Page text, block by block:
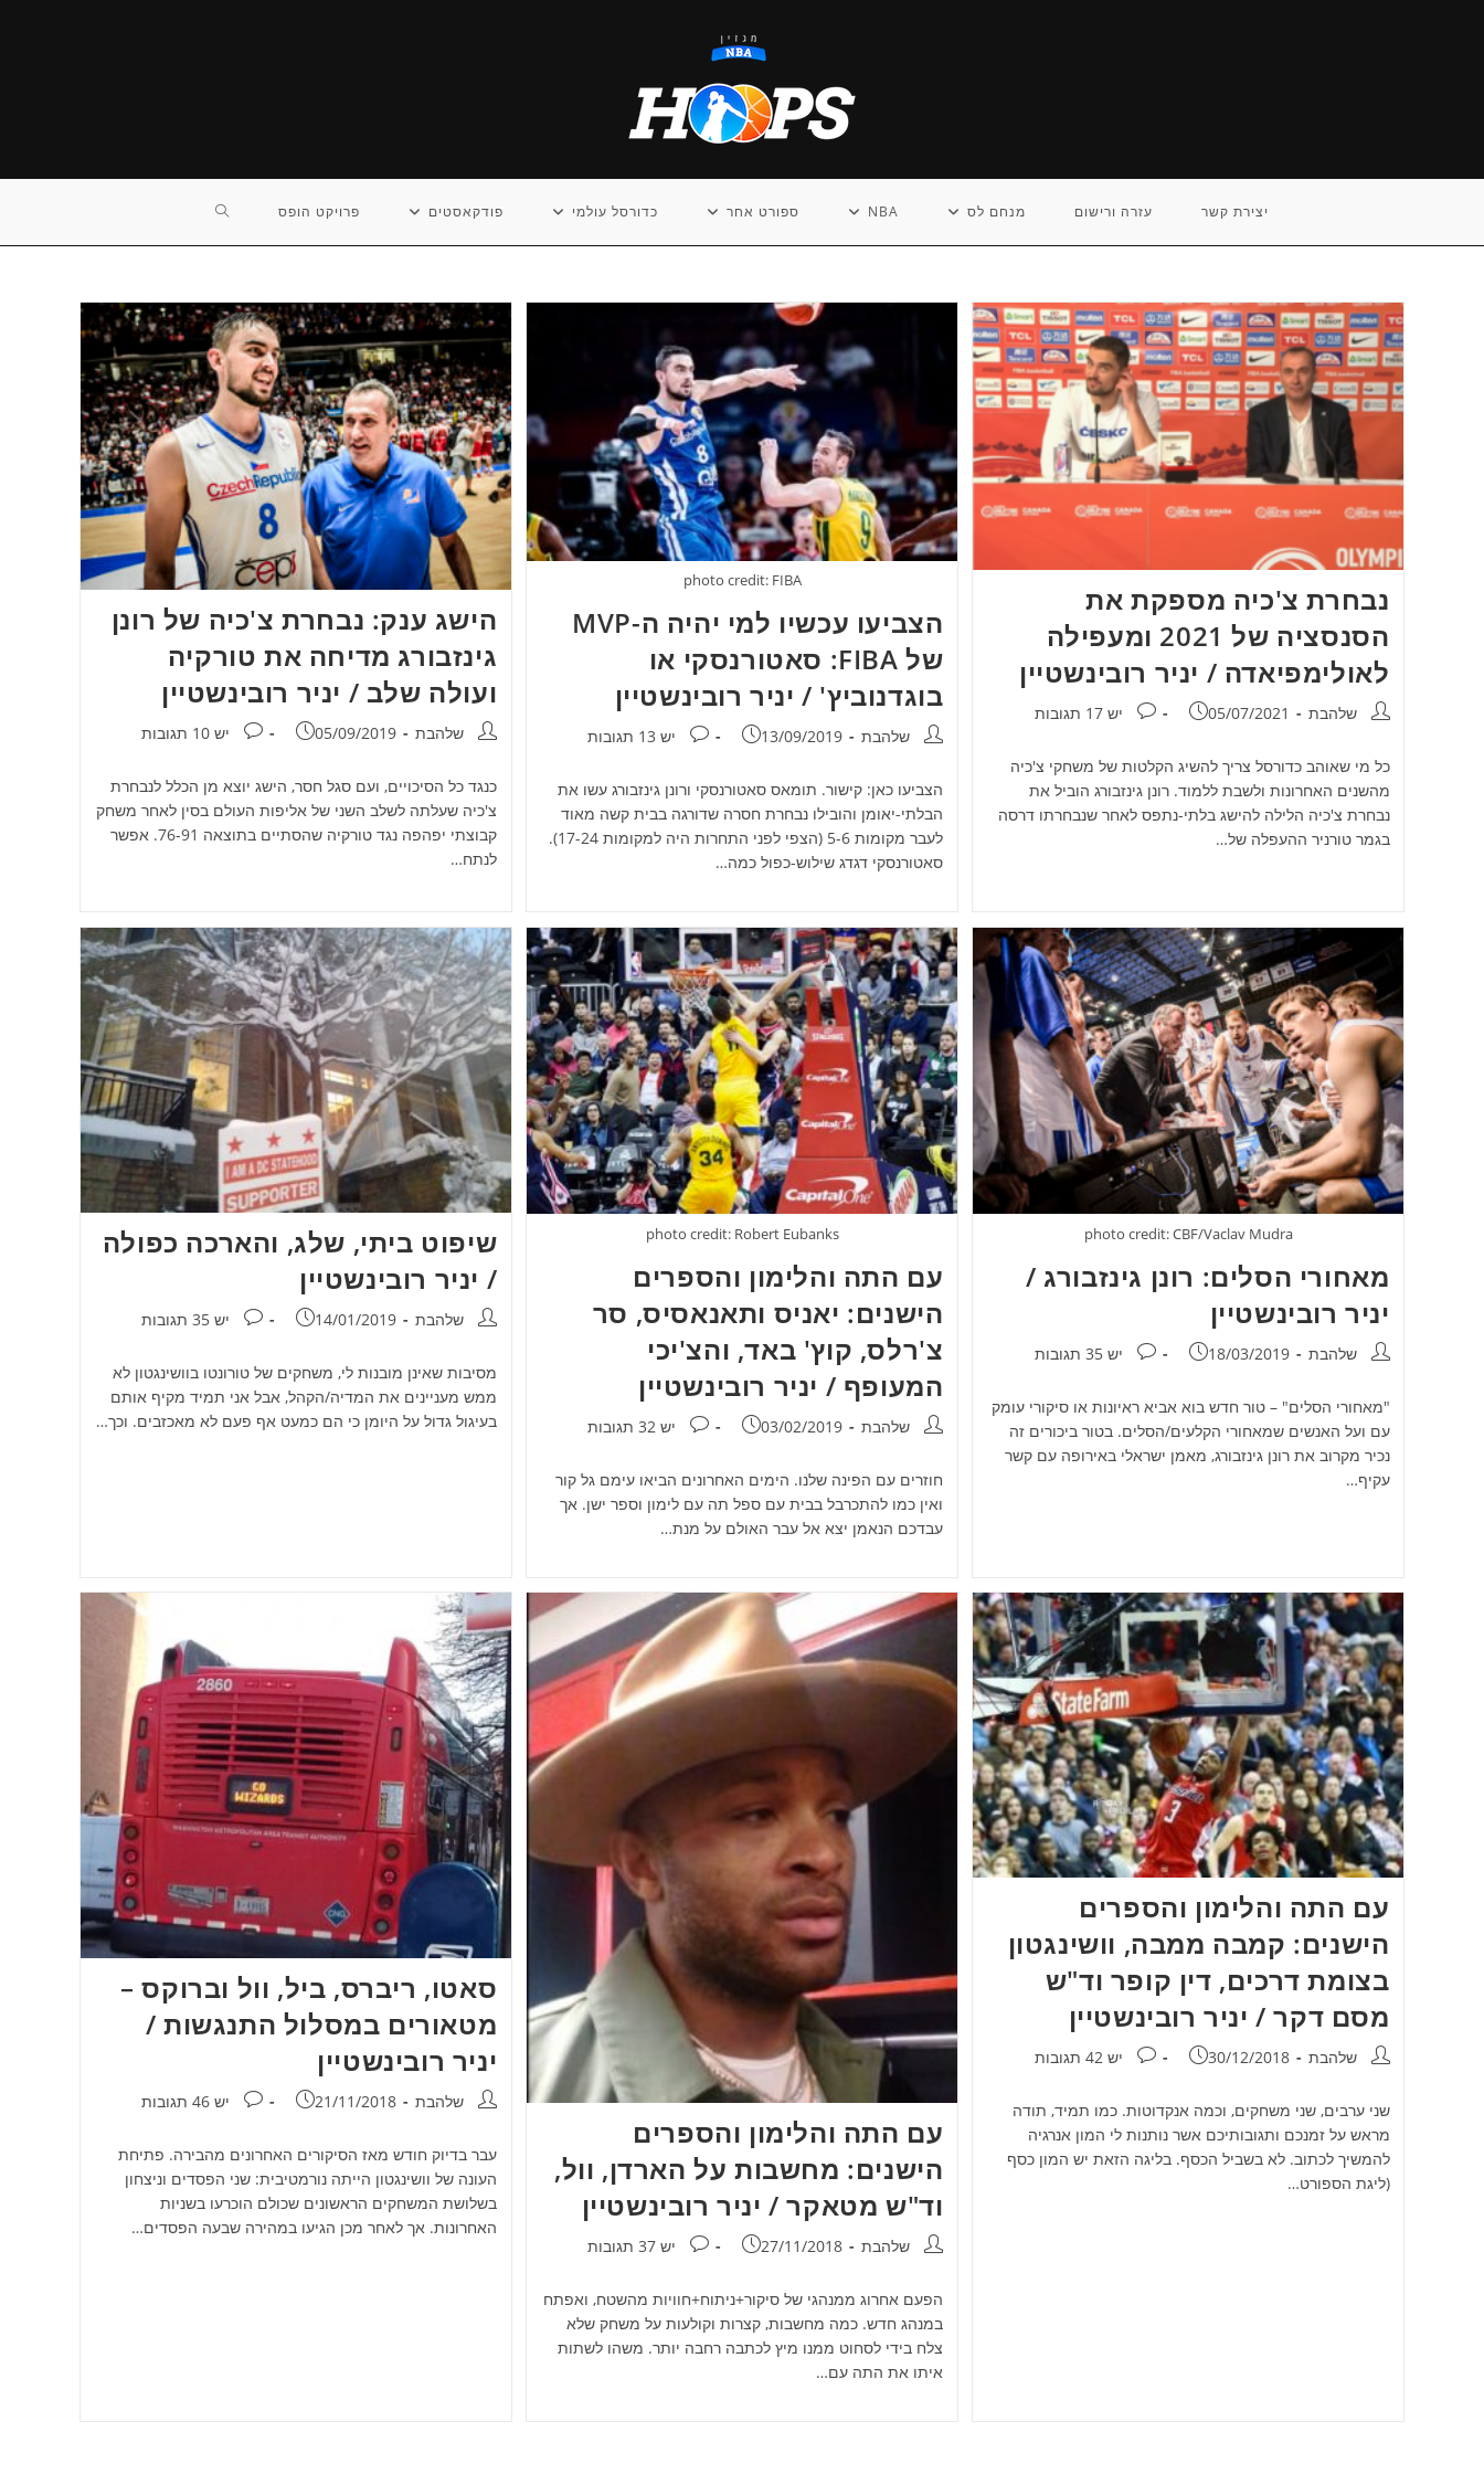
יצירת קשר עזרה ורישום מנחם לס NBA ספורט אחר כדורסל עולמי פודקאסטים פרויקט הופס TOGGLE
SEARCH
נבחרת צ'כיה מספקת את
הסנסציה של 2021 ומעפילה
לאולימפיאדה / יניר רובינשטיין
מחבר:שלהבת פורסם:
05/07/2021 תגובות:
יש 17 תגובות
כל מי שאוהב כדורסל צריך להשיג הקלטות של משחקי צ'כיה
מהשנים האחרונות ולשבת ללמוד. רונן גינזבורג הוביל את
נבחרת צ'כיה הלילה להישג בלתי-נתפס לאחר שנבחרתו דרסה
בגמר טורניר ההעפלה של…
photo credit: FIBA
הצביעו עכשיו למי יהיה ה-MVP
של FIBA: סאטורנסקי או
בוגדנוביץ' / יניר רובינשטיין
מחבר:שלהבת פורסם:
13/09/2019 תגובות:
יש 13 תגובות
הצביעו כאן: קישור. תומאס סאטורנסקי ורונן גינזבורג עשו את
הבלתי-יאומן והובילו נבחרת חסרה שדורגה בבית קשה מאוד
לעבר מקומות 5-6 (הצפי לפני התחרות היה למקומות 17-24).
סאטורנסקי דגדג שילוש-כפול כמה…
הישג ענק: נבחרת צ'כיה של רונן
גינזבורג מדיחה את טורקיה
ועולה שלב / יניר רובינשטיין
מחבר:שלהבת פורסם:
05/09/2019 תגובות:
יש 10 תגובות
כנגד כל הסיכויים, ועם סגל חסר, הישג יוצא מן הכלל לנבחרת
צ'כיה שעלתה לשלב השני של אליפות העולם בסין לאחר משחק
קבוצתי יפהפה נגד טורקיה שהסתיים בתוצאה 76-91. אפשר
לנתח…
photo credit: CBF/Vaclav Mudra
מאחורי הסלים: רונן גינזבורג /
יניר רובינשטיין
מחבר:שלהבת פורסם:
18/03/2019 תגובות:
יש 35 תגובות
"מאחורי הסלים" – טור חדש בוא אביא ראיונות או סיקורי עומק
עם ועל האנשים שמאחורי הקלעים/הסלים. בטור ביכורים זה
נכיר מקרוב את רונן גינזבורג, מאמן ישראלי באירופה עם קשר
עקיף…
photo credit: Robert Eubanks
עם התה והלימון והספרים
הישנים: יאניס ותאנאסיס, סר
צ'רלס, קוץ' באד, והצ'יכי
המעופף / יניר רובינשטיין
מחבר:שלהבת פורסם:
03/02/2019 תגובות:
יש 32 תגובות
חוזרים עם הפינה שלנו. הימים האחרונים הביאו עימם גל קור
ואין כמו להתכרבל בבית עם ספל תה עם לימון וספר ישן. אך
עבדכם הנאמן יצא אל עבר האולם על מנת…
שיפוט ביתי, שלג, והארכה כפולה
/ יניר רובינשטיין
מחבר:שלהבת פורסם:
14/01/2019 תגובות:
יש 35 תגובות
מסיבות שאינן מובנות לי, משחקים של טורונטו בוושינגטון לא
ממש מעניינים את המדיה/הקהל, אבל אני תמיד מקיף אותם
בעיגול גדול על היומן כי הם כמעט אף פעם לא מאכזבים. וכך…
עם התה והלימון והספרים
הישנים: קמבה ממבה, וושינגטון
בצומת דרכים, דין קופר וד"ש
מסם דקר / יניר רובינשטיין
מחבר:שלהבת פורסם:
30/12/2018 תגובות:
יש 42 תגובות
שני ערבים, שני משחקים, וכמה אנקדוטות. כמו תמיד, תודה
מראש על זמנכם ותגובותיכם אשר נותנות לי המון אנרגיה
להמשיך לכתוב. לא בשביל הכסף. בליגה הזאת יש המון כסף
(ליגת הספורט…
עם התה והלימון והספרים
הישנים: מחשבות על הארדן, וול,
וד"ש מטאקר / יניר רובינשטיין
מחבר:שלהבת פורסם:
27/11/2018 תגובות:
יש 37 תגובות
הפעם אחרוג ממנהגי של סיקור+ניתוח+חוויות מהשטח, ואפתח
במנהג חדש. כמה מחשבות, קצרות וקולעות על משחק שלא
צלח בידי לסחוט ממנו מיץ לכתבה רחבה יותר. משהו לשתות
איתו את התה עם…
סאטו, ריברס, ביל, וול וברוקס –
מטאורים במסלול התנגשות /
יניר רובינשטיין
מחבר:שלהבת פורסם:
21/11/2018 תגובות:
יש 46 תגובות
עבר בדיוק חודש מאז הסיקורים האחרונים מהבירה. פתיחת
העונה של וושינגטון הייתה נורמטיבית: שני הפסדים וניצחון
בשלושת המשחקים הראשונים שכולם הוכרעו בשניות
האחרונות. אך לאחר מכן הגיעו במהירה שבעה הפסדים…